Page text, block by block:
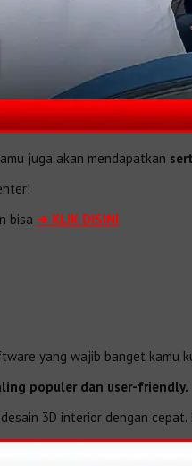
juga akan mendapatkan
bisa ➔ KLIK DISINI
yang wajib banget kamu
populer dan user-friendly.
3D interior dengan